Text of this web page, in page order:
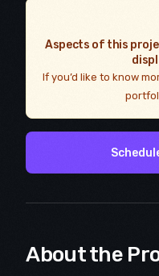
Aspects of this
If you’d like to know
About the